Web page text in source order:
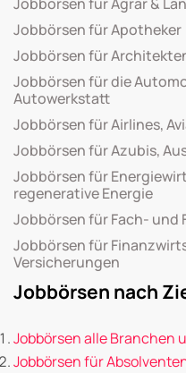
Jobbörsen für Apotheker
Jobbörsen für
Jobbörsen für die
Autowerkstatt
Jobbörsen für Airlines,
Jobbörsen für Azubis,
Jobbörsen für
regenerative Energie
Jobbörsen für Fach- und
Jobbörsen für
Versicherungen
Jobbörsen nach
Jobbörsen alle Branchen
Jobbörsen für